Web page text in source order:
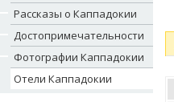
Рассказы о Каппадокии
Достопримечательности
Фотографии Каппадокии
Отели Каппадокии